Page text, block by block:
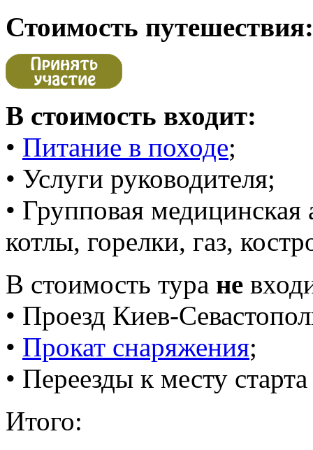
Стоимость
В стоимость входит:
• Питание в походе;
• Услуги руководителя;
• Групповая
котлы, горелки, газ,
В стоимость тура не
• Проезд Киев-
• Прокат снаряжения;
• Переезды к месту
Итого: